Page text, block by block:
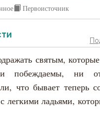
Первоисточник
святым,
побеждаемы, ни
что бывает теперь
легкими ладьями,